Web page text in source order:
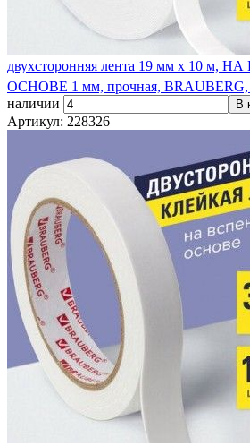
двухсторонняя лента 19 мм х 10 м,
ОСНОВЕ 1 мм, прочная, BRAUBERG,
наличии
В
Артикул: 228326